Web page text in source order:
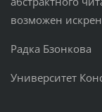
возможен
Радка Бзонкова
Университет